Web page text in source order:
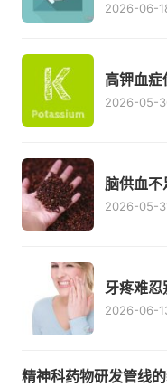
2026-06-
高钾血
2026-05-
脑供血不
2026-05-
牙疼难
2026-06-
精神科药物研发管线